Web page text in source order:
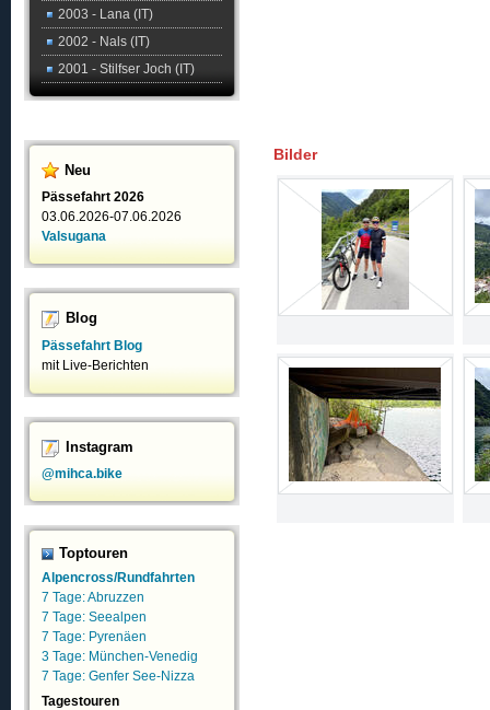
2003 - Lana (IT)
2002 - Nals (IT)
2001 - Stilfser Joch (IT)
Neu
Pässefahrt 2026
03.06.2026-07.06.2026
Valsugana
Blog
Pässefahrt Blog
mit Live-Berichten
Instagram
@mihca.bike
Toptouren
Alpencross/Rundfahrten
7 Tage: Abruzzen
7 Tage: Seealpen
7 Tage: Pyrenäen
3 Tage: München-Venedig
7 Tage: Genfer See-Nizza
Tagestouren
Bilder